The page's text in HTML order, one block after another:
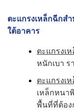
ตะแกรงเหล็กฉีกส
ใต้อาคาร
ตะแกรงเ
หนักเบา ร
ตะแกรงเ
เหล็กหนา
พื้นที่ที่ต้อง